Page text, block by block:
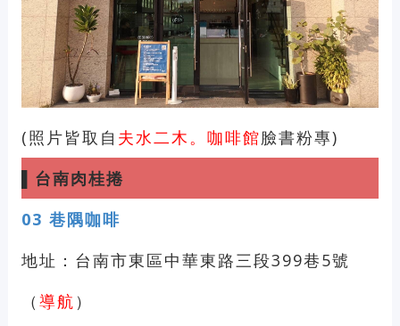
(照片皆取自 夫水二木。咖啡館臉書粉專)
台南肉桂捲
03 巷隅咖啡
地址：台南市東區中華東路三段399巷5號
（ 導航 ）